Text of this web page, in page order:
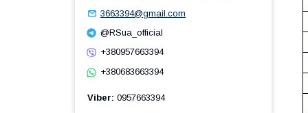
3663394@gmail.com
@RSua_official
+380957663394
+380683663394
Viber 0957663394